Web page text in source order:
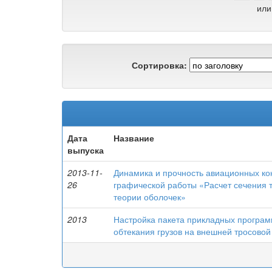
Сортировка:
Дата
выпуска
Название
2013-11-
26
Динамика и прочность авиационных
графической работы «Расчет сечения
теории оболочек»
2013
Настройка пакета прикладных
обтекания грузов на внешней